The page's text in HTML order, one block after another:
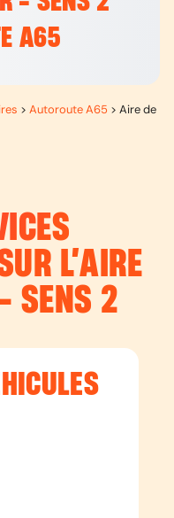
A65
> Autoroute A65 > Aire de
L’AIRE
SENS 2